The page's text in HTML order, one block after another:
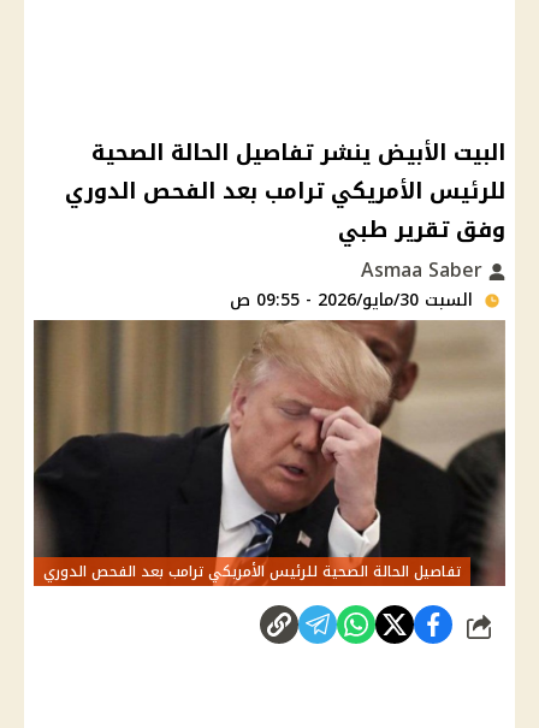
البيت الأبيض ينشر تفاصيل الحالة الصحية
للرئيس الأمريكي ترامب بعد الفحص الدوري
وفق تقرير طبي
السبت 30/مايو/2026 - 09:55 ص
تفاصيل الحالة الصحية للرئيس الأمريكي ترامب بعد الفحص الدوري
شارك